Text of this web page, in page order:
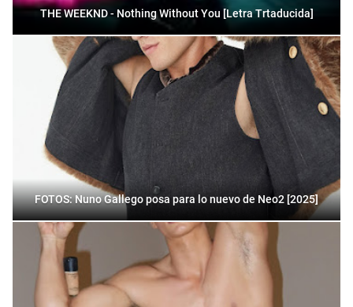
THE WEEKND - Nothing Without You [Letra Trtaducida]
FOTOS: Nuno Gallego posa para lo nuevo de Neo2 [2025]